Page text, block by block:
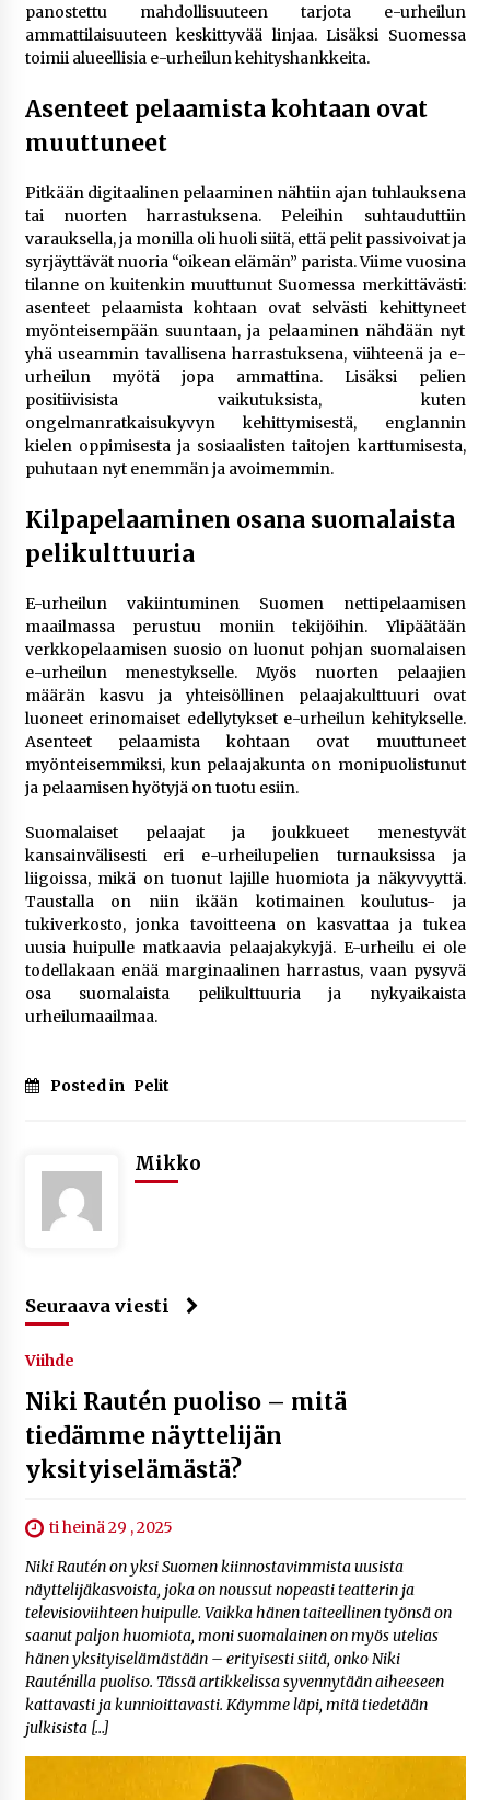
panostettu mahdollisuuteen tarjota e-urheilun
ammattilaisuuteen keskittyvää linjaa. Lisäksi Suomessa
toimii alueellisia e-urheilun kehityshankkeita.
Asenteet pelaamista kohtaan ovat
muuttuneet
Pitkään digitaalinen pelaaminen nähtiin ajan tuhlauksena
tai nuorten harrastuksena. Peleihin suhtauduttiin
varauksella, ja monilla oli huoli siitä, että pelit passivoivat ja
syrjäyttävät nuoria “oikean elämän” parista. Viime vuosina
tilanne on kuitenkin muuttunut Suomessa merkittävästi:
asenteet pelaamista kohtaan ovat selvästi kehittyneet
myönteisempään suuntaan, ja pelaaminen nähdään nyt
yhä useammin tavallisena harrastuksena, viihteenä ja e-
urheilun myötä jopa ammattina. Lisäksi pelien
positiivisista vaikutuksista, kuten
ongelmanratkaisukyvyn kehittymisestä, englannin
kielen oppimisesta ja sosiaalisten taitojen karttumisesta,
puhutaan nyt enemmän ja avoimemmin.
Kilpapelaaminen osana suomalaista
pelikulttuuria
E-urheilun vakiintuminen Suomen nettipelaamisen
maailmassa perustuu moniin tekijöihin. Ylipäätään
verkkopelaamisen suosio on luonut pohjan suomalaisen
e-urheilun menestykselle. Myös nuorten pelaajien
määrän kasvu ja yhteisöllinen pelaajakulttuuri ovat
luoneet erinomaiset edellytykset e-urheilun kehitykselle.
Asenteet pelaamista kohtaan ovat muuttuneet
myönteisemmiksi, kun pelaajakunta on monipuolistunut
ja pelaamisen hyötyjä on tuotu esiin.
Suomalaiset pelaajat ja joukkueet menestyvät
kansainvälisesti eri e-urheilupelien turnauksissa ja
liigoissa, mikä on tuonut lajille huomiota ja näkyvyyttä.
Taustalla on niin ikään kotimainen koulutus- ja
tukiverkosto, jonka tavoitteena on kasvattaa ja tukea
uusia huipulle matkaavia pelaajakykyjä. E-urheilu ei ole
todellakaan enää marginaalinen harrastus, vaan pysyvä
osa suomalaista pelikulttuuria ja nykyaikaista
urheilumaailmaa.
Posted in Pelit
Mikko
Seuraava viesti
Viihde
Niki Rautén puoliso – mitä
tiedämme näyttelijän
yksityiselämästä?
ti heinä 29 , 2025
Niki Rautén on yksi Suomen kiinnostavimmista uusista
näyttelijäkasvoista, joka on noussut nopeasti teatterin ja
televisioviihteen huipulle. Vaikka hänen taiteellinen työnsä on
saanut paljon huomiota, moni suomalainen on myös utelias
hänen yksityiselämästään – erityisesti siitä, onko Niki
Rauténilla puoliso. Tässä artikkelissa syvennytään aiheeseen
kattavasti ja kunnioittavasti. Käymme läpi, mitä tiedetään
julkisista […]